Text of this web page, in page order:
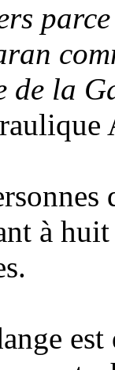
de la
à